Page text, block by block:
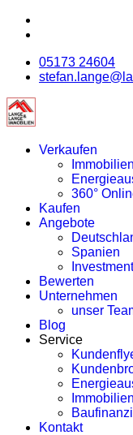
05173 24604
Verkaufen
360°
Kaufen
Angebote
Spanien
Investment
Bewerten
Unternehmen
unser
Blog
Service
Kontakt